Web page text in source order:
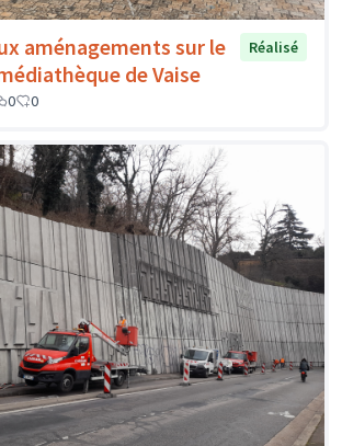
aménagements sur le
de Vaise
Réalisé
0 0